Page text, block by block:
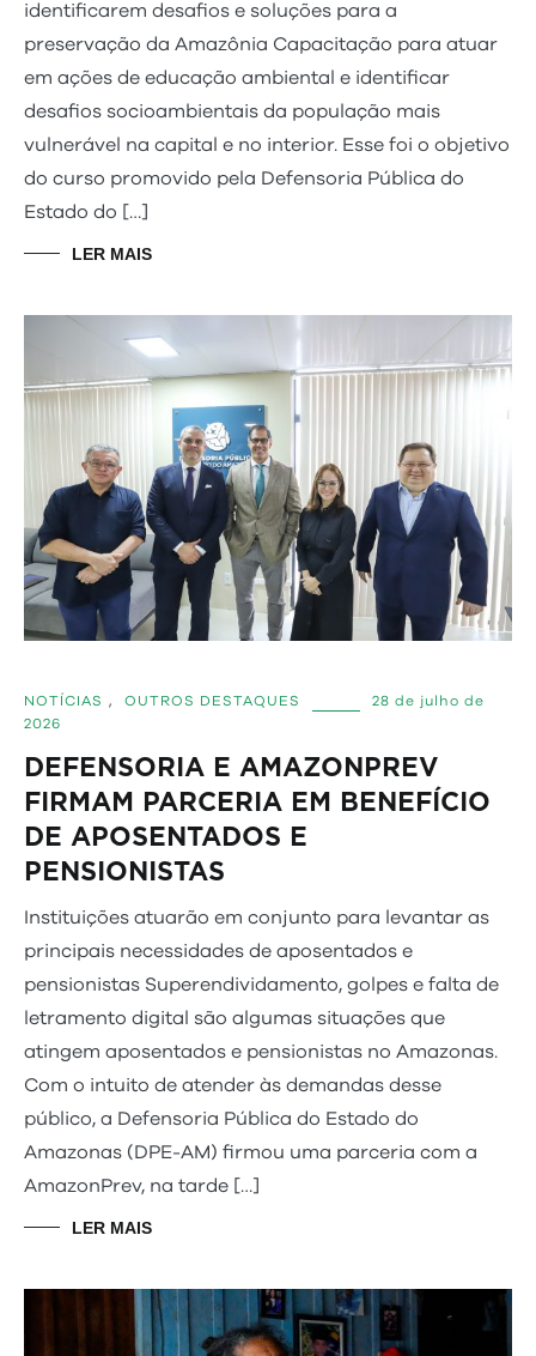
identificarem desafios e soluções para a
preservação da Amazônia Capacitação para atuar
em ações de educação ambiental e identificar
desafios socioambientais da população mais
vulnerável na capital e no interior. Esse foi o objetivo
do curso promovido pela Defensoria Pública do
Estado do […]
LER MAIS
NOTÍCIAS , OUTROS DESTAQUES
28 de julho de
2026
DEFENSORIA E AMAZONPREV
FIRMAM PARCERIA EM BENEFÍCIO
DE APOSENTADOS E
PENSIONISTAS
Instituições atuarão em conjunto para levantar as
principais necessidades de aposentados e
pensionistas Superendividamento, golpes e falta de
letramento digital são algumas situações que
atingem aposentados e pensionistas no Amazonas.
Com o intuito de atender às demandas desse
público, a Defensoria Pública do Estado do
Amazonas (DPE-AM) firmou uma parceria com a
AmazonPrev, na tarde […]
LER MAIS